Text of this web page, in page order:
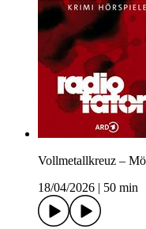
Vollmetallkreuz –
18/04/2026
50 min